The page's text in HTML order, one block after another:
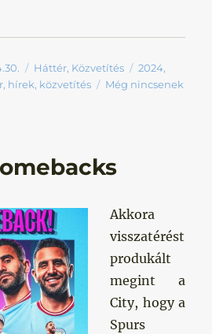
Kategória
Háttér, Közvetítés Címke
2024,
, hírek, közvetítés
Még nincsenek
Akkora
visszatérést
produkált
megint a
City, hogy a
Spurs